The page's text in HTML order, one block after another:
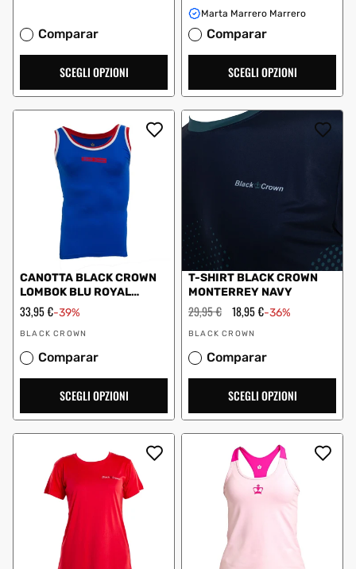
Comparar
SCEGLI OPZIONI
Marta Marrero Marrero
Comparar
SCEGLI OPZIONI
CANOTTA BLACK CROWN
LOMBOK BLU ROYAL
ROSSO DONNA
Prezzo
scontato
33,95 €-39%
Fornitore:
BLACK CROWN
Comparar
SCEGLI OPZIONI
T-SHIRT BLACK CROWN
MONTERREY NAVY
Prezzo
regolare
29,95 € Prezzo
scontato
18,95 €-36%
Fornitore:
BLACK CROWN
Comparar
SCEGLI OPZIONI